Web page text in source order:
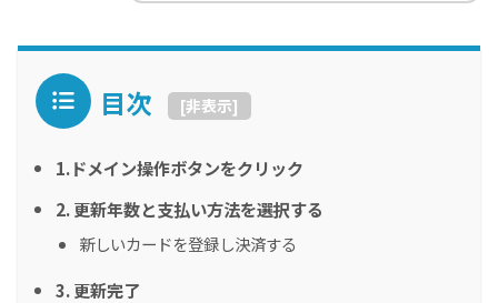
目次 [非表示]
1.ドメイン操作ボタンをクリック
2. 更新年数と支払い方法を選択する
新しいカードを登録し決済する
3. 更新完了